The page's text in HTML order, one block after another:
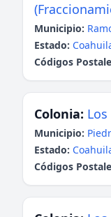
Municipio:
Estado:
Códigos
Colonia:
Municipio:
Estado:
Códigos